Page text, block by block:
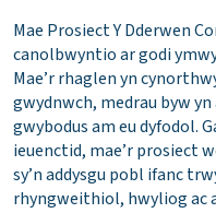
Mae Prosiect Y Dderwen
canolbwyntio ar godi
Mae’r rhaglen yn
gwydnwch, medrau byw
gwybodus am eu dyfodol.
ieuenctid, mae’r prosiect
sy’n addysgu pobl ifanc
rhyngweithiol, hwyliog ac